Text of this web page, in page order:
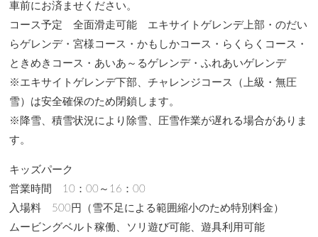
車前にお済ませください。
コース予定 全面滑走可能 エキサイトゲレンデ上部・のだい
らゲレンデ・宮様コース・かもしかコース・らくらくコース・
ときめきコース・あいあ～るゲレンデ・ふれあいゲレンデ
※エキサイトゲレンデ下部、チャレンジコース（上級・無圧
雪）は安全確保のため閉鎖します。
※降雪、積雪状況により除雪、圧雪作業が遅れる場合がありま
す。
キッズパーク
営業時間 10：00～16：00
入場料 500円（雪不足による範囲縮小のため特別料金）
ムービングベルト稼働、ソリ遊び可能、遊具利用可能